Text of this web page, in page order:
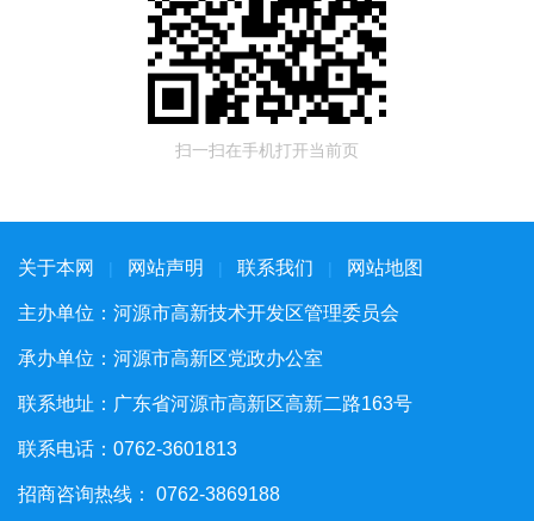
扫一扫在手机打开当前页
关于本网 | 网站声明 | 联系我们 | 网站地图
主办单位：河源市高新技术开发区管理委员会
承办单位：河源市高新区党政办公室
联系地址：广东省河源市高新区高新二路163号
联系电话：0762-3601813
招商咨询热线： 0762-3869188